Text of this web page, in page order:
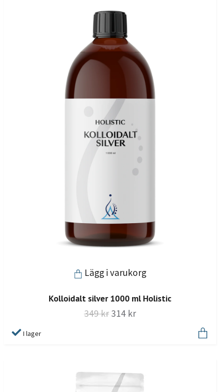
Lägg i varukorg
Kolloidalt silver 1000 ml Holistic
349 kr 314 kr
I lager